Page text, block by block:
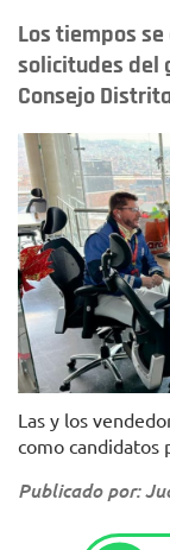
Los tiempos
solicitudes del
Consejo
Las y los
como candidatos
Publicado por: